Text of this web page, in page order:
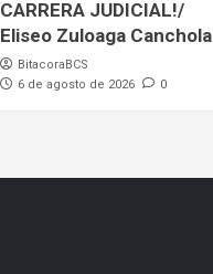
CARRERA JUDICIAL!/
Eliseo Zuloaga Canchola
BitacoraBCS
6 de agosto de 2026
0